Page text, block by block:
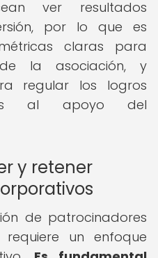
ver resultados
por lo que es
claras para
la asociación, y
regular los logros
al apoyo del
y retener
de patrocinadores
requiere un enfoque